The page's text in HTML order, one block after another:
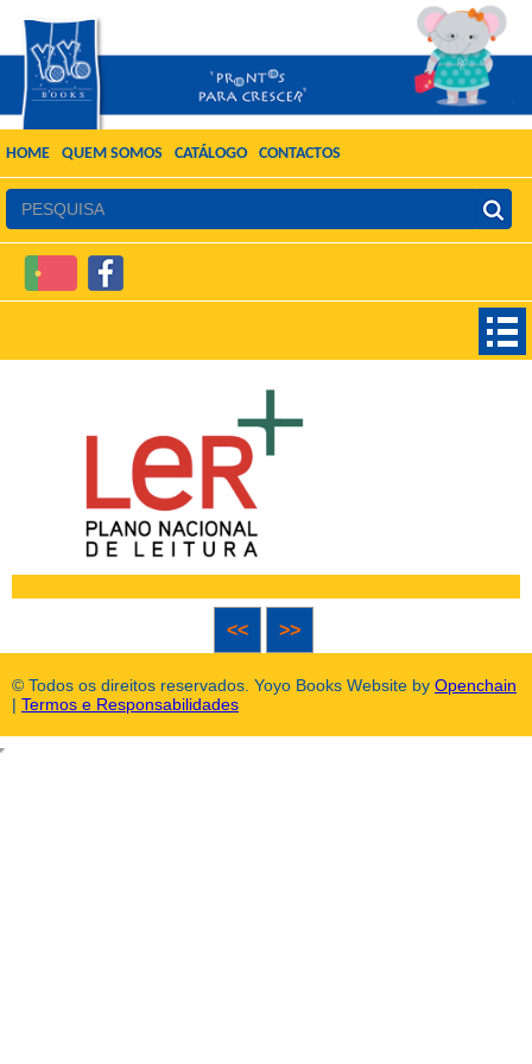
HOME QUEM SOMOS CATÁLOGO CONTACTOS
<< >>
© Todos os direitos reservados. Yoyo Books Website by Openchain
| Termos e Responsabilidades